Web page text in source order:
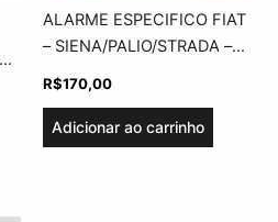
ALARME ESPECIFICO FIAT
– SIENA/PALIO/STRADA –
R$170,00
Adicionar ao carrinho